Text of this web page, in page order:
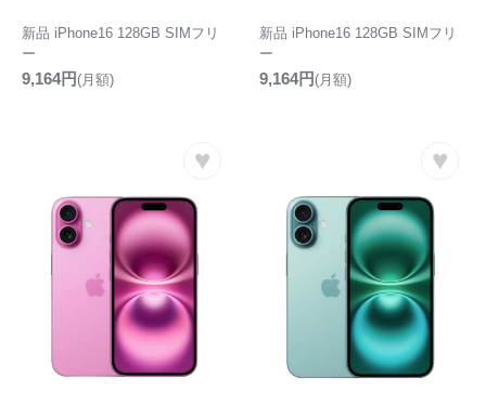
新品 iPhone16 128GB SIMフリ
ー
9,164円(月額)
新品 iPhone16 128GB SIMフリ
ー
9,164円(月額)
♥ ♥